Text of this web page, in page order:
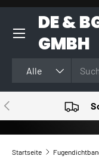
DIREKT ZUM
DE &
GMBH
Alle
VORHERIGE
Startseite